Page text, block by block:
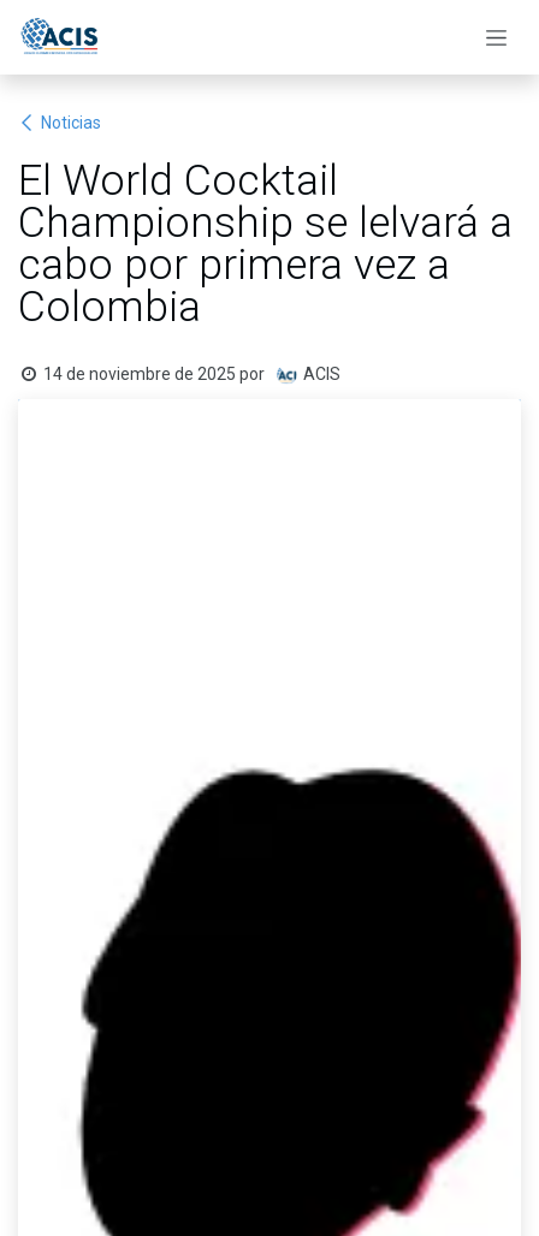
Noticias
El World Cocktail
Championship se lelvará a
cabo por primera vez a
Colombia
14 de noviembre de 2025 por ACIS